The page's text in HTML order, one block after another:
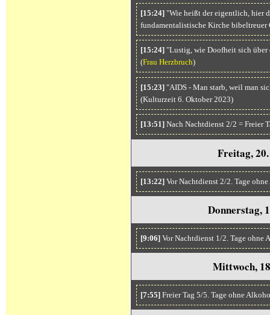
[15:24]"Wie heißt der eigentlich, hier
fundamentalistische Kirche bibeltreuer
[15:24]"Lustig, wie Doofheit sich über
(Frau Herzbruch)
[15:23]"AIDS - Man starb, weil man
(Kulturzeit 6. Oktober 2023)
[13:51]Nach Nachtdienst 2/2 = Freier
Freitag,
[13:22]Vor Nachtdienst 2/2. Tage
Donnerstag,
[9:06]Vor Nachtdienst 1/2. Tage ohne
Mittwoch,
[7:55]Freier Tag 5/5. Tage ohne